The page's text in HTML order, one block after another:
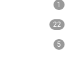
1
22
5